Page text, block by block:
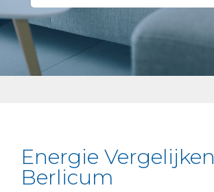
Energie Vergelijken
Berlicum